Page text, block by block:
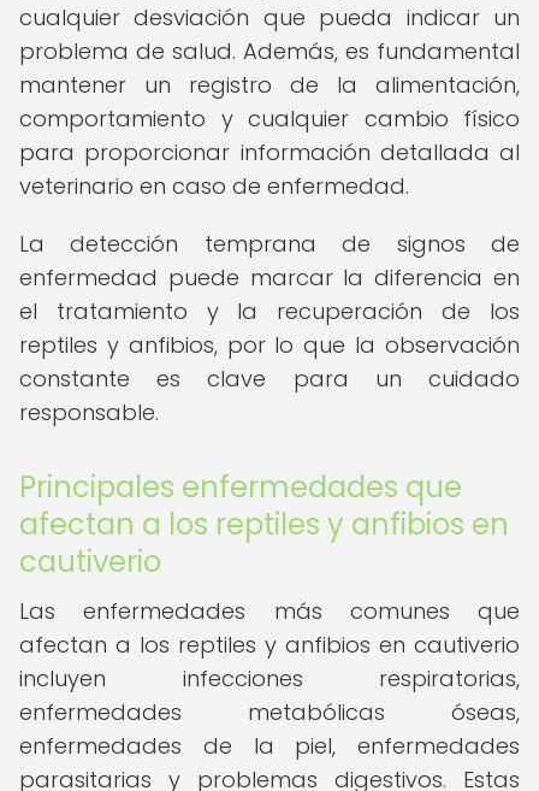
cualquier desviación que pueda indicar un
problema de salud. Además, es fundamental
mantener un registro de la alimentación,
comportamiento y cualquier cambio físico
para proporcionar información detallada al
veterinario en caso de enfermedad.
La detección temprana de signos de
enfermedad puede marcar la diferencia en
el tratamiento y la recuperación de los
reptiles y anfibios, por lo que la observación
constante es clave para un cuidado
responsable.
Principales enfermedades que
afectan a los reptiles y anfibios en
cautiverio
Las enfermedades más comunes que
afectan a los reptiles y anfibios en cautiverio
incluyen infecciones respiratorias,
enfermedades metabólicas óseas,
enfermedades de la piel, enfermedades
parasitarias y problemas digestivos. Estas